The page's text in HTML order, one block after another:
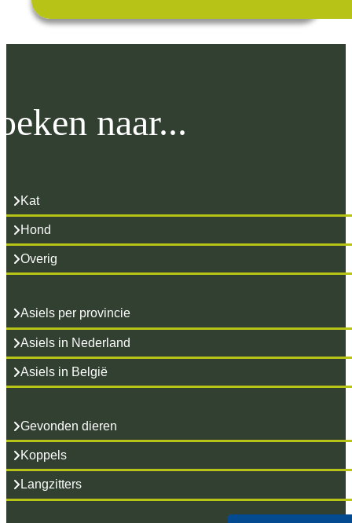
naar...
Kat
Hond
Overig
Asiels per provincie
Asiels in Nederland
Asiels in België
Gevonden dieren
Koppels
Langzitters